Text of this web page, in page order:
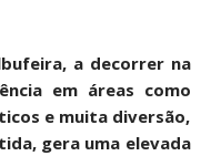
a decorrer na
em áreas como
e muita diversão,
gera uma elevada